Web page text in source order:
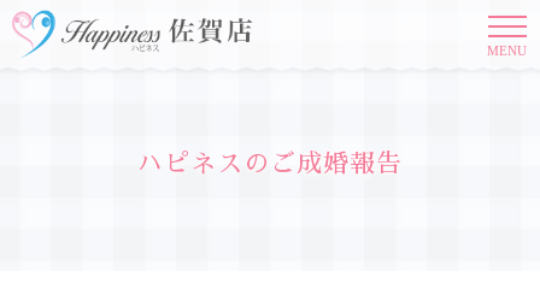
MENU
ハピネスのご成婚報告